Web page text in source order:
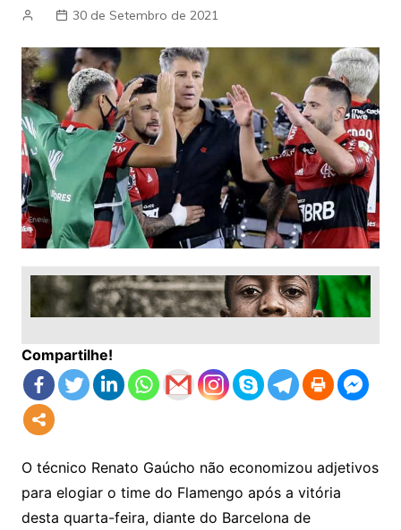
30 de Setembro de 2021
Compartilhe!
O técnico Renato Gaúcho não economizou adjetivos
para elogiar o time do Flamengo após a vitória
desta quarta-feira, diante do Barcelona de